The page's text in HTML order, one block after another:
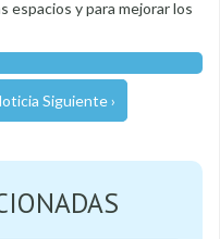
espacios y para mejorar los
Siguiente ›